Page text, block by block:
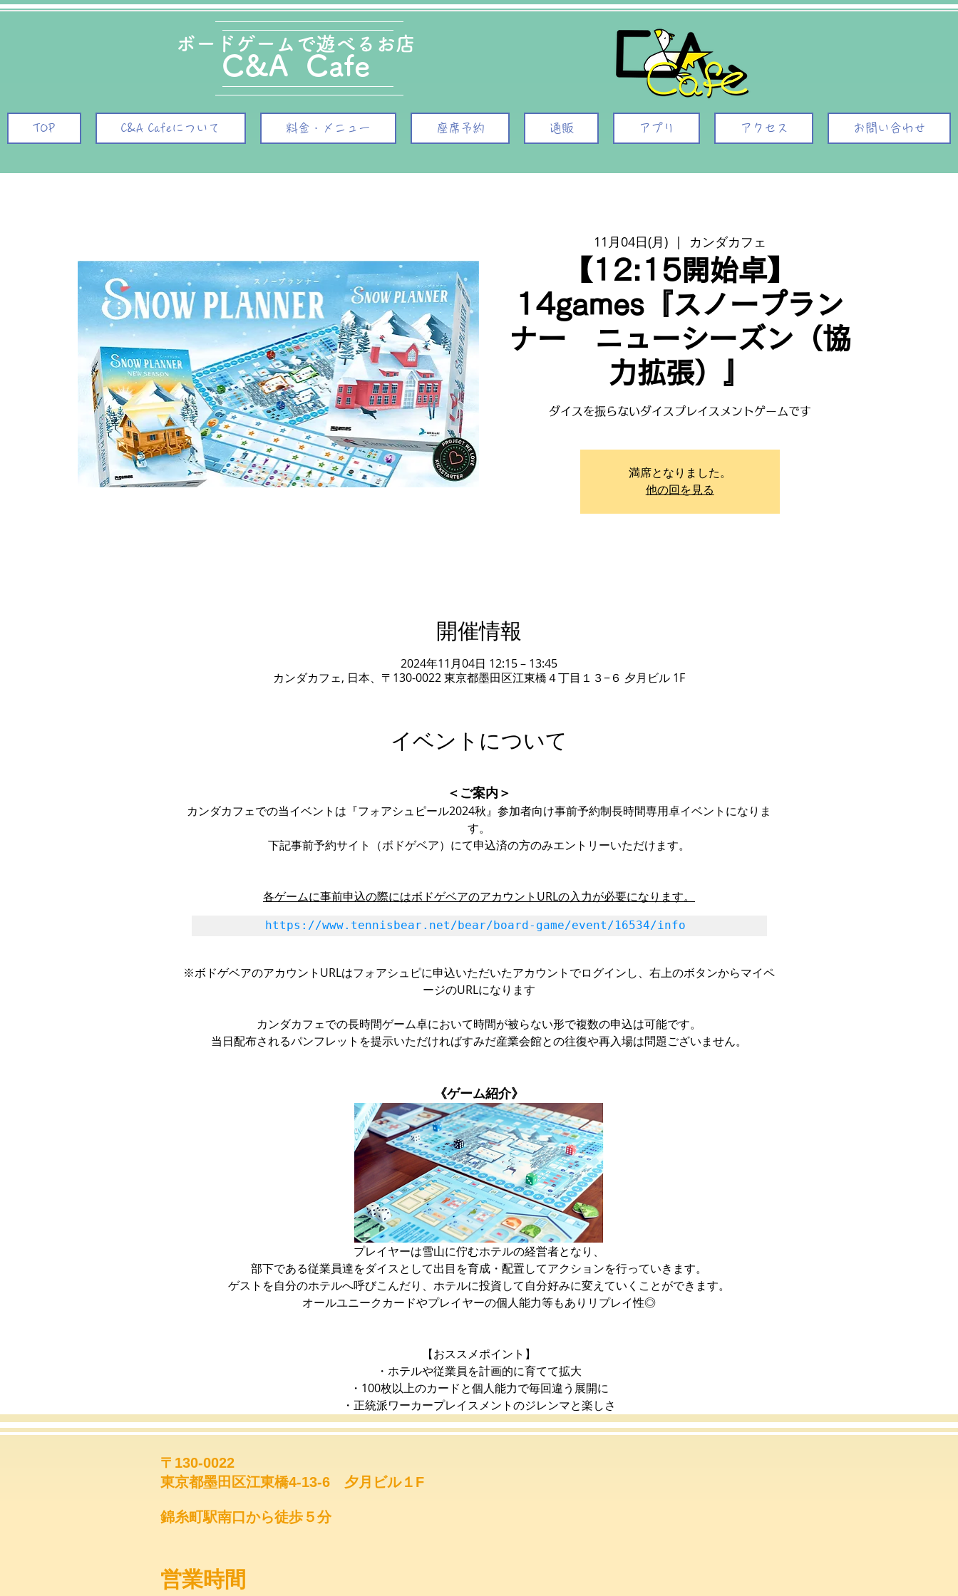
ボード ゲームで遊べるお店
C&A Cafe
TOP C&A Cafeについて 料金・メニュー 座席予約 通販 アプリ アクセス お問い合わせ
11月04日(月)
  |
カンダカフェ
【12:15開始卓】
14games『スノープラン
ナー ニューシーズン（協
力拡張）』
ダイスを振らないダイスプレイスメントゲームです
満席となりました。
他の回を見る
開催情報
2024年11月04日 12:15 – 13:45
カンダカフェ, 日本、〒130-0022 東京都墨田区江東橋４丁目１３−６ 夕月ビル 1F
イベントについて
＜ご案内＞
カンダカフェでの当イベントは『フォアシュピール2024秋』参加者向け事前予約制長時間専用卓イベントになりま
す。
下記事前予約サイト（ボドゲベア）にて申込済の方のみエントリーいただけます。
各ゲームに事前申込の際にはボドゲベアのアカウントURLの入力が必要になります。
https://www.tennisbear.net/bear/board-game/event/16534/info
※ボドゲベアのアカウントURLはフォアシュピに申込いただいたアカウントでログインし、右上のボタンからマイペ
ージのURLになります
カンダカフェでの長時間ゲーム卓において時間が被らない形で複数の申込は可能です。
当日配布されるパンフレットを提示いただければすみだ産業会館との往復や再入場は問題ございません。
《ゲーム紹介》
プレイヤーは雪山に佇むホテルの経営者となり、
部下である従業員達をダイスとして出目を育成・配置してアクションを行っていきます。
ゲストを自分のホテルへ呼びこんだり、ホテルに投資して自分好みに変えていくことができます。
オールユニークカードやプレイヤーの個人能力等もありリプレイ性◎
【おススメポイント】
・ホテルや従業員を計画的に育てて拡大
・100枚以上のカードと個人能力で毎回違う展開に
・正統派ワーカープレイスメントのジレンマと楽しさ
〒130-0022
東京都墨田区江東橋4-13-6 夕月ビル１F
錦糸町駅南口から徒歩５分
営業時間